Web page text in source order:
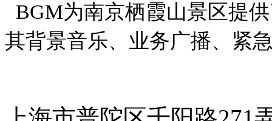
BGM为南京栖霞山景区提
其背景音乐、业务广播、紧